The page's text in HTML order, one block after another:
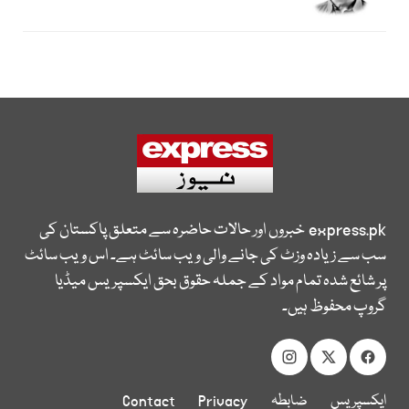
express.pkخبروں اور حالات حاضرہ سے متعلق پاکستان کی
سب سے زیادہ وزٹ کی جانے والی ویب سائٹ ہے۔ اس ویب سائٹ
پر شائع شدہ تمام مواد کے جملہ حقوق بحق ایکسپریس میڈیا
گروپ محفوظ ہیں۔
ایکسپریس ضابطہ Privacy
Contact